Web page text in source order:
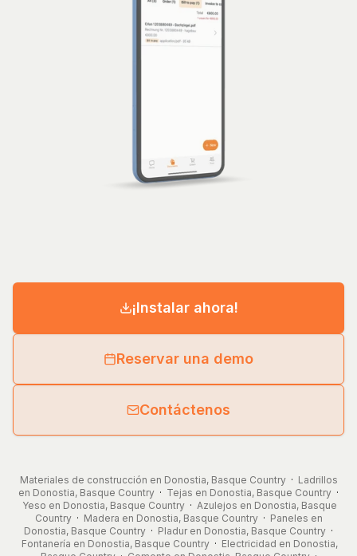
¡Instalar ahora!
Reservar una demo
Contáctenos
Materiales de construcción en Donostia, Basque Country· Ladrillos
en Donostia, Basque Country · Tejas en Donostia, Basque Country ·
Yeso en Donostia, Basque Country · Azulejos en Donostia, Basque
Country· Madera en Donostia, Basque Country· Paneles en
Donostia, Basque Country · Pladur en Donostia, Basque Country ·
Fontanería en Donostia, Basque Country · Electricidad en Donostia,